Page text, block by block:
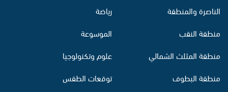
الناصرة والمنطقة
منطقة النقب
منطقة المثلث الشمالي
منطقة البطوف
رياضة
الموسوعة
علوم وتكنولوجيا
توقعات الطقس